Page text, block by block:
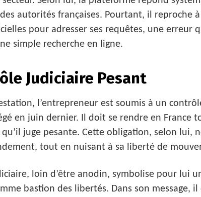
des autorités françaises. Pourtant, il reproche
pour adresser ses requêtes, une erreur
simple recherche en ligne.
Judiciaire Pesant
l’entrepreneur est soumis à un
en juin dernier. Il doit se rendre en France
juge pesante. Cette obligation, selon lui,
tout en nuisant à sa liberté de
loin d’être anodin, symbolise pour lui
bastion des libertés. Dans son message,